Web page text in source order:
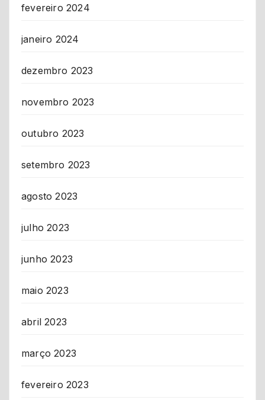
fevereiro 2024
janeiro 2024
dezembro 2023
novembro 2023
outubro 2023
setembro 2023
agosto 2023
julho 2023
junho 2023
maio 2023
abril 2023
março 2023
fevereiro 2023